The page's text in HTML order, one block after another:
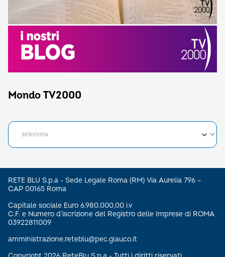
Mondo TV2000
RETE BLU S.p.a - Sede Legale Roma (RM) Via Aurelia 796 –
CAP 00165 Roma
Capitale sociale Euro 6.980.000,00 i.v
C.F. e Numero d’iscrizione del Registro delle Imprese di ROMA
03922811009
amministrazione.reteblu@pec.glauco.it